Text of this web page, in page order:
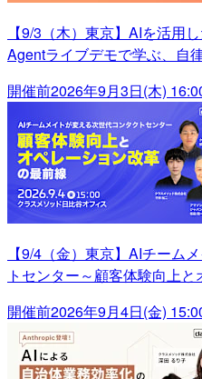
【9/3（木）東京】AIを活用
Agentライブデモで学ぶ、自
開催前2026年9月3日(木)
【9/4（金）東京】AIチーム
トセンター～顧客体験向上
開催前2026年9月4日(金)